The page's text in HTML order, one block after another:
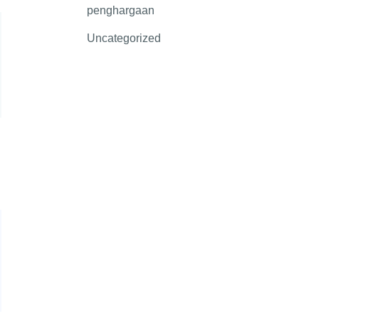
penghargaan
Uncategorized